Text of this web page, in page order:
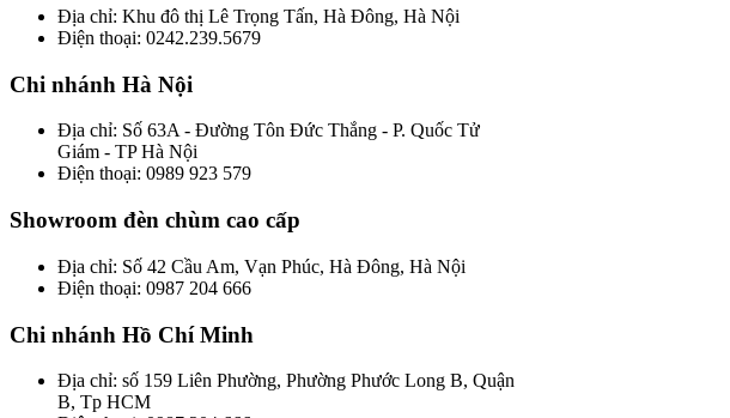
Địa chỉ: Khu đô thị Lê Trọng Tấn, Hà Đông, Hà Nội
Điện thoại: 0242.239.5679
Chi nhánh Hà Nội
Địa chỉ: Số 63A - Đường Tôn Đức Thắng - P. Quốc Tử
Giám - TP Hà Nội
Điện thoại: 0989 923 579
Showroom đèn chùm cao cấp
Địa chỉ: Số 42 Cầu Am, Vạn Phúc, Hà Đông, Hà Nội
Điện thoại: 0987 204 666
Chi nhánh Hồ Chí Minh
Địa chỉ: số 159 Liên Phường, Phường Phước Long B, Quận
B, Tp HCM